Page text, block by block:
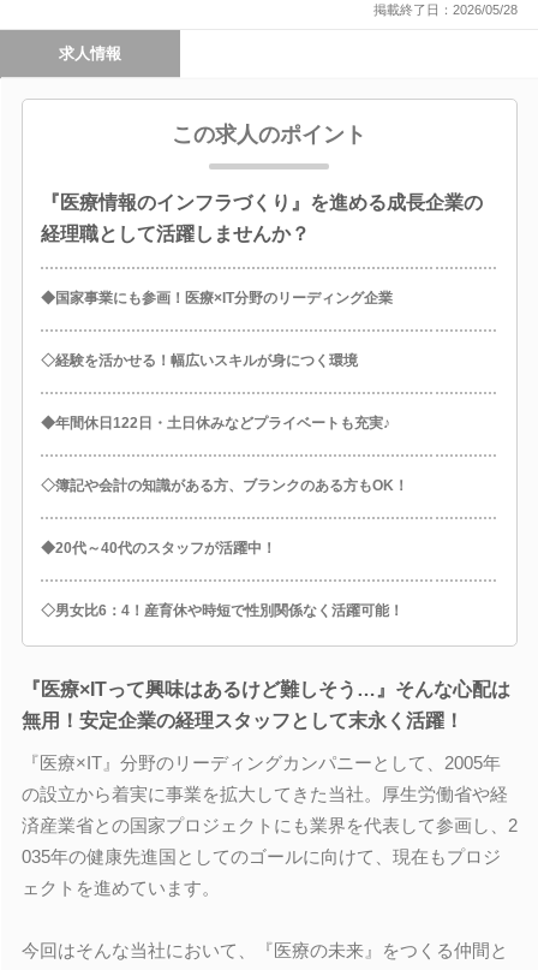
掲載終了日：2026/05/28
求人情報
この求人のポイント
『医療情報のインフラづくり』を進める成長企業の
経理職として活躍しませんか？
◆国家事業にも参画！医療×IT分野のリーディング企業
◇経験を活かせる！幅広いスキルが身につく環境
◆年間休日122日・土日休みなどプライベートも充実♪
◇簿記や会計の知識がある方、ブランクのある方もOK！
◆20代～40代のスタッフが活躍中！
◇男女比6：4！産育休や時短で性別関係なく活躍可能！
『医療×ITって興味はあるけど難しそう…』そんな心配は
無用！安定企業の経理スタッフとして末永く活躍！
『医療×IT』分野のリーディングカンパニーとして、2005年
の設立から着実に事業を拡大してきた当社。厚生労働省や経
済産業省との国家プロジェクトにも業界を代表して参画し、2
035年の健康先進国としてのゴールに向けて、現在もプロジ
ェクトを進めています。
今回はそんな当社において、『医療の未来』をつくる仲間と